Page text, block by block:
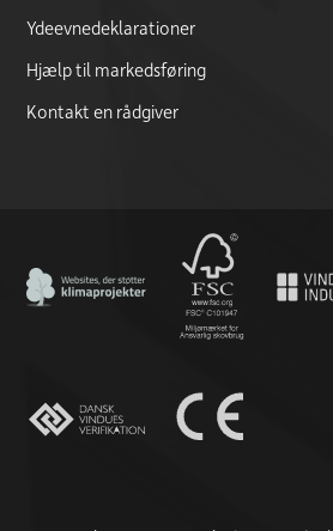
Ydeevnedeklarationer
Hjælp til markedsføring
Kontakt en rådgiver
CO2 Neutral certificate